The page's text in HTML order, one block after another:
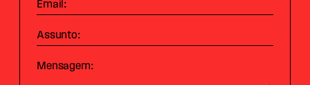
Email:
Assunto:
Mensagem: